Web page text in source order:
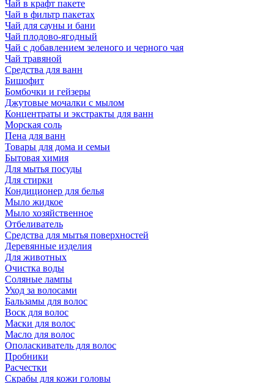
Чай в крафт пакете
Чай в фильтр пакетах
Чай для сауны и бани
Чай плодово-ягодный
Чай с добавлением зеленого и черного чая
Чай травяной
Средства для ванн
Бишофит
Бомбочки и гейзеры
Джутовые мочалки с мылом
Концентраты и экстракты для ванн
Морская соль
Пена для ванн
Товары для дома и семьи
Бытовая химия
Для мытья посуды
Для стирки
Кондиционер для белья
Мыло жидкое
Мыло хозяйственное
Отбеливатель
Средства для мытья поверхностей
Деревянные изделия
Для животных
Очистка воды
Соляные лампы
Уход за волосами
Бальзамы для волос
Воск для волос
Маски для волос
Масло для волос
Ополаскиватель для волос
Пробники
Расчестки
Скрабы для кожи головы